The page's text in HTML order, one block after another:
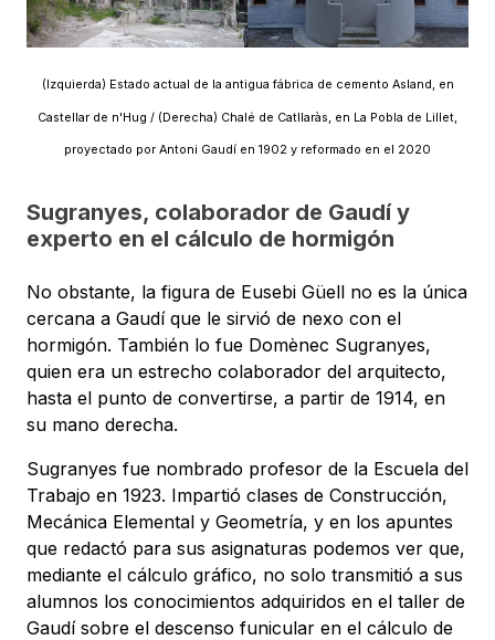
(Izquierda) Estado actual de la antigua fábrica de cemento Asland, en
Castellar de n'Hug / (Derecha) Chalé de Catllaràs, en La Pobla de Lillet,
proyectado por Antoni Gaudí en 1902 y reformado en el 2020
Sugranyes, colaborador de Gaudí y
experto en el cálculo de hormigón
No obstante, la figura de Eusebi Güell no es la única
cercana a Gaudí que le sirvió de nexo con el
hormigón. También lo fue Domènec Sugranyes,
quien era un estrecho colaborador del arquitecto,
hasta el punto de convertirse, a partir de 1914, en
su mano derecha.
Sugranyes fue nombrado profesor de la Escuela del
Trabajo en 1923. Impartió clases de Construcción,
Mecánica Elemental y Geometría, y en los apuntes
que redactó para sus asignaturas podemos ver que,
mediante el cálculo gráfico, no solo transmitió a sus
alumnos los conocimientos adquiridos en el taller de
Gaudí sobre el descenso funicular en el cálculo de